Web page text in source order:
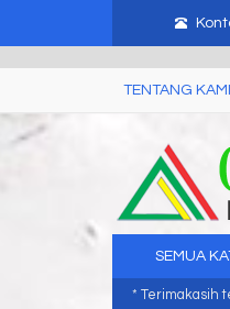
TENTANG KAMI
SEMUA
* Terimakasih